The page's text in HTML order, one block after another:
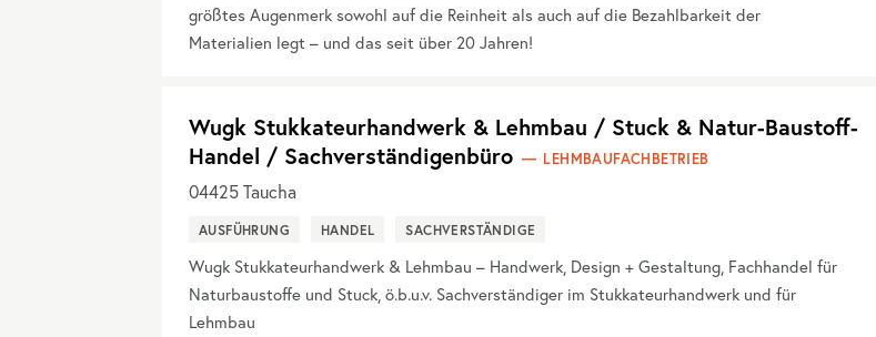
größtes Augenmerk sowohl auf die Reinheit als auch auf die Bezahlbarkeit der
Materialien legt – und das seit über 20 Jahren!
Wugk Stukkateurhandwerk & Lehmbau / Stuck & Natur-Baustoff-
Handel / Sachverständigenbüro
LEHMBAUFACHBETRIEB
04425 Taucha
AUSFÜHRUNG HANDEL SACHVERSTÄNDIGE
Wugk Stukkateurhandwerk & Lehmbau – Handwerk, Design + Gestaltung, Fachhandel für
Naturbaustoffe und Stuck, ö.b.u.v. Sachverständiger im Stukkateurhandwerk und für
Lehmbau